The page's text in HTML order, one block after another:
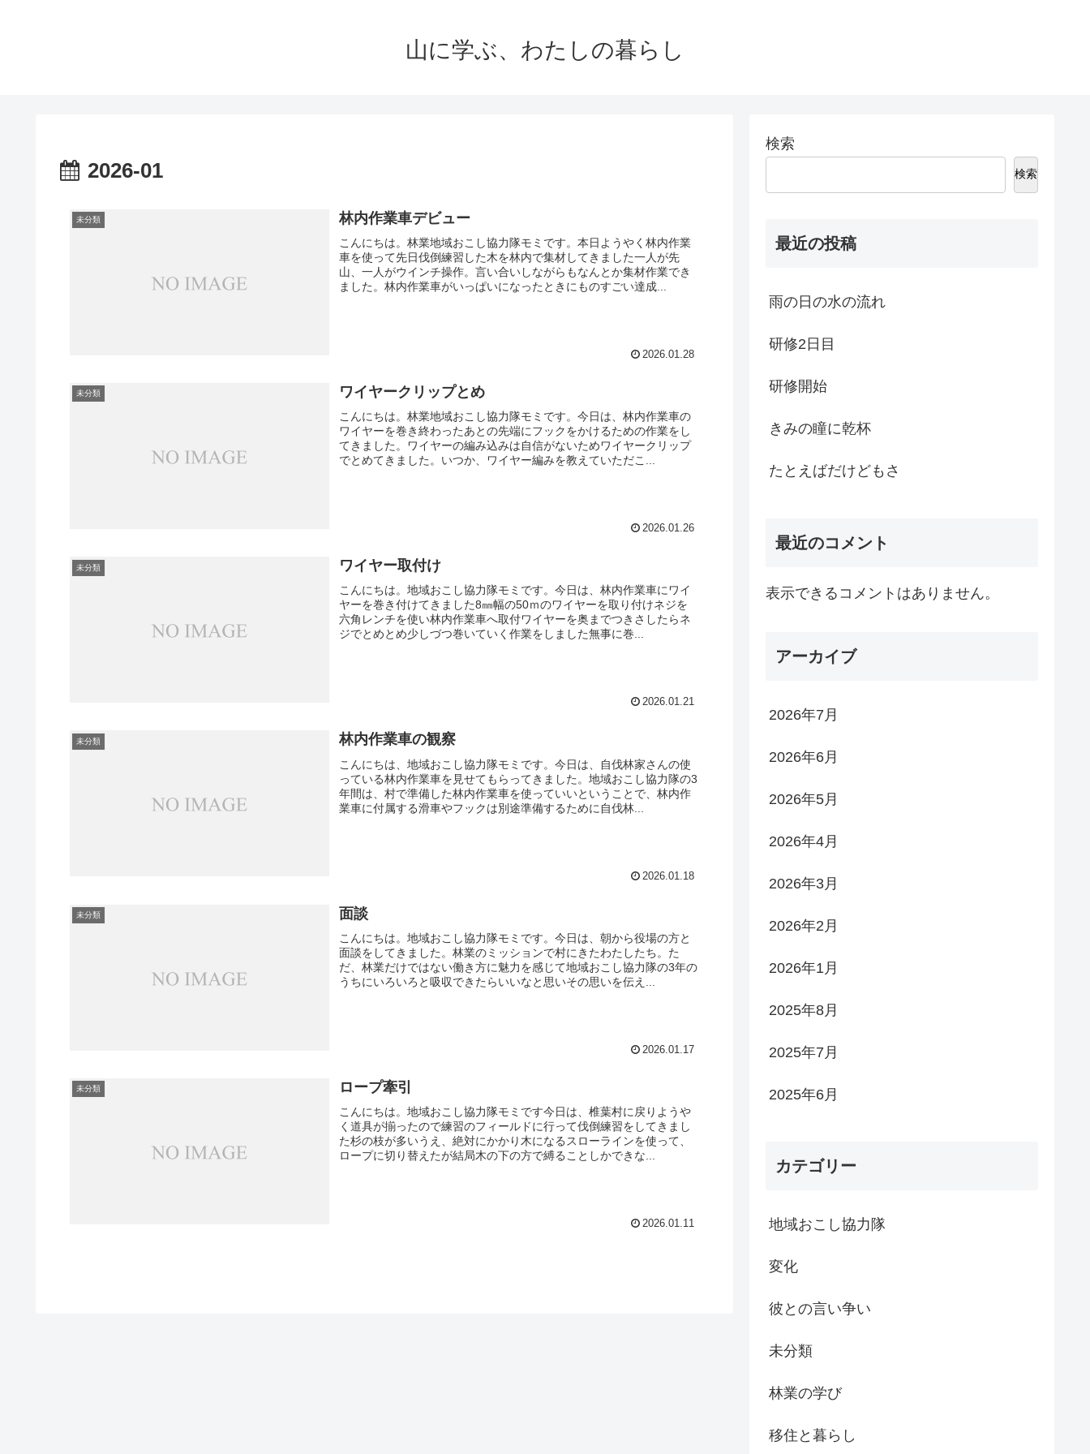
山に学ぶ、わたしの暮らし
2026-01
未分類 林内作業車デビュー
こんにちは。林業地域おこし協力隊モミです。本日ようやく林内作業
車を使って先日伐倒練習した木を林内で集材してきました一人が先
山、一人がウインチ操作。言い合いしながらもなんとか集材作業でき
ました。林内作業車がいっぱいになったときにものすごい達成...
2026.01.28
未分類 ワイヤークリップとめ
こんにちは。林業地域おこし協力隊モミです。今日は、林内作業車の
ワイヤーを巻き終わったあとの先端にフックをかけるための作業をし
てきました。ワイヤーの編み込みは自信がないためワイヤークリップ
でとめてきました。いつか、ワイヤー編みを教えていただこ...
2026.01.26
未分類 ワイヤー取付け
こんにちは。地域おこし協力隊モミです。今日は、林内作業車にワイ
ヤーを巻き付けてきました8㎜幅の50ｍのワイヤーを取り付けネジを
六角レンチを使い林内作業車へ取付ワイヤーを奥までつきさしたらネ
ジでとめとめ少しづつ巻いていく作業をしました無事に巻...
2026.01.21
未分類 林内作業車の観察
こんにちは、地域おこし協力隊モミです。今日は、自伐林家さんの使
っている林内作業車を見せてもらってきました。地域おこし協力隊の3
年間は、村で準備した林内作業車を使っていいということで、林内作
業車に付属する滑車やフックは別途準備するために自伐林...
2026.01.18
未分類 面談
こんにちは。地域おこし協力隊モミです。今日は、朝から役場の方と
面談をしてきました。林業のミッションで村にきたわたしたち。た
だ、林業だけではない働き方に魅力を感じて地域おこし協力隊の3年の
うちにいろいろと吸収できたらいいなと思いその思いを伝え...
2026.01.17
未分類 ロープ牽引
こんにちは。地域おこし協力隊モミです今日は、椎葉村に戻りようや
く道具が揃ったので練習のフィールドに行って伐倒練習をしてきまし
た杉の枝が多いうえ、絶対にかかり木になるスローラインを使って、
ロープに切り替えたが結局木の下の方で縛ることしかできな...
2026.01.11
検索
検索
最近の投稿
雨の日の水の流れ
研修2日目
研修開始
きみの瞳に乾杯
たとえばだけどもさ
最近のコメント
表示できるコメントはありません。
アーカイブ
2026年7月
2026年6月
2026年5月
2026年4月
2026年3月
2026年2月
2026年1月
2025年8月
2025年7月
2025年6月
カテゴリー
地域おこし協力隊
変化
彼との言い争い
未分類
林業の学び
移住と暮らし